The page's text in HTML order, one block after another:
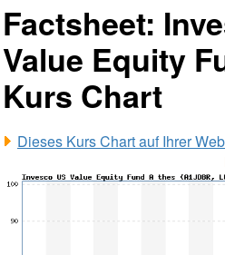
Factsheet:
Value Equity
Kurs Chart
Dieses Kurs Chart auf Ihrer